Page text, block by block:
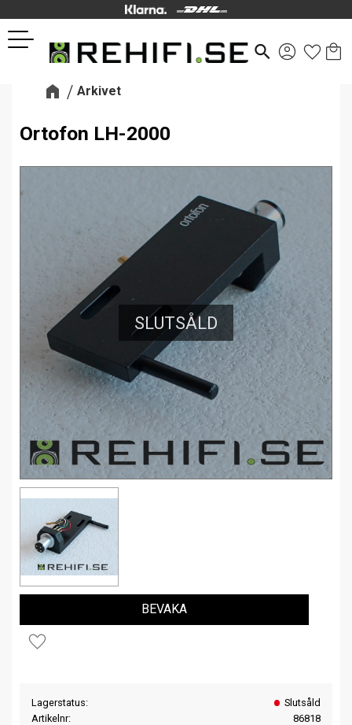
Meny
search
Arkivet
Ortofon LH-2000
SLUTSÅLD
Lägg till i favoriter
BEVAKA
Lagerstatus
Slutsåld
Artikelnr
86818